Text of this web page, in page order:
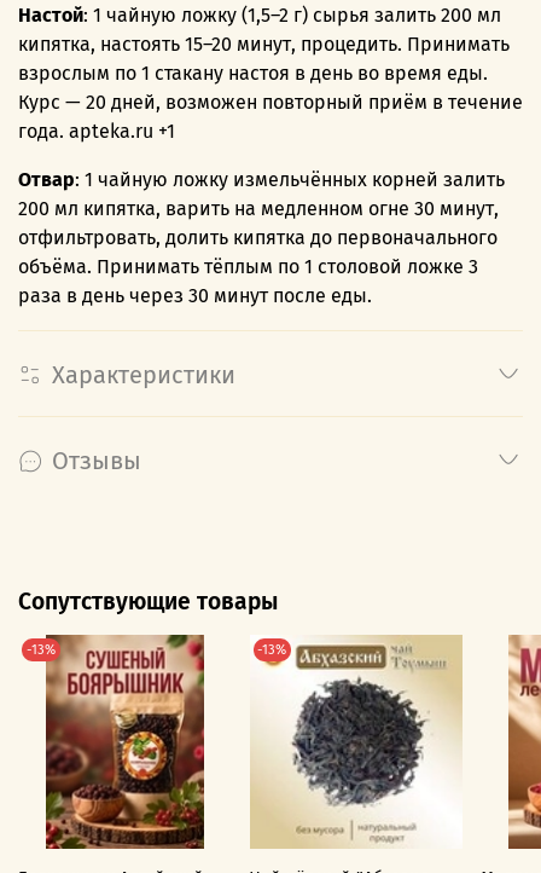
Настой: 1 чайную ложку (1,5–2 г) сырья залить 200 мл
кипятка, настоять 15–20 минут, процедить. Принимать
взрослым по 1 стакану настоя в день во время еды.
Курс — 20 дней, возможен повторный приём в течение
года. apteka.ru +1
Отвар: 1 чайную ложку измельчённых корней залить
200 мл кипятка, варить на медленном огне 30 минут,
отфильтровать, долить кипятка до первоначального
объёма. Принимать тёплым по 1 столовой ложке 3
раза в день через 30 минут после еды.
Характеристики
Отзывы
Сопутствующие товары
-13% -13%